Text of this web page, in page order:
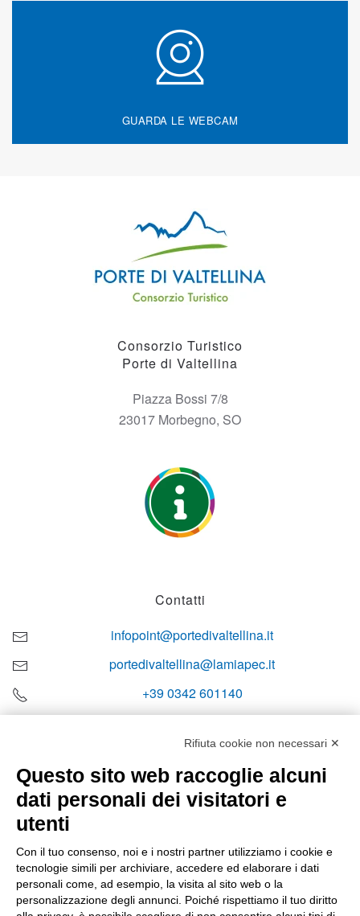
GUARDA LE WEBCAM
Consorzio Turistico
Porte di Valtellina
Piazza Bossi 7/8
23017 Morbegno, SO
Contatti
infopoint@portedivaltellina.it
portedivaltellina@lamiapec.it
+39 0342 601140
Orari di apertura
Sabato
08:00 – 12:10
Rifiuta cookie non necessari ✕
Questo sito web raccoglie alcuni
dati personali dei visitatori e
utenti
Con il tuo consenso, noi e i nostri partner utilizziamo i cookie e
tecnologie simili per archiviare, accedere ed elaborare i dati
personali come, ad esempio, la visita al sito web o la
personalizzazione degli annunci. Poiché rispettiamo il tuo diritto